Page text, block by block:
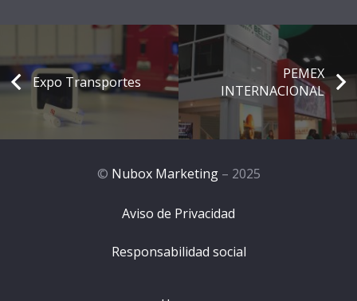
Expo Transportes
PEMEX
INTERNACIONAL
© Nubox Marketing– 2025
Aviso de Privacidad
Responsabilidad social